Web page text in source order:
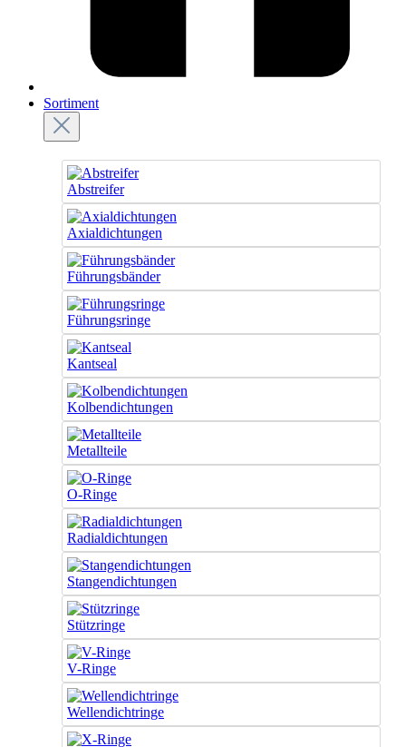
Sortiment
Abstreifer
Axialdichtungen
Führungsbänder
Führungsringe
Kantseal
Kolbendichtungen
Metallteile
O-Ringe
Radialdichtungen
Stangendichtungen
Stützringe
V-Ringe
Wellendichtringe